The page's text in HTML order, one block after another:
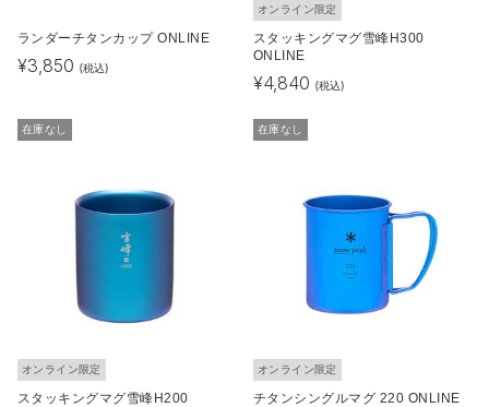
ランダーチタンカップ ONLINE
¥3,850 (税込)
オンライン限定
スタッキングマグ雪峰H300
ONLINE
¥4,840 (税込)
在庫なし
オンライン限定
スタッキングマグ雪峰H200
在庫なし
オンライン限定
チタンシングルマグ 220 ONLINE